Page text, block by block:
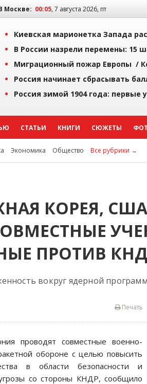
Москве: 00:05, 7 августа 2026, пт
Киевская марионетка Запада
В России назрели перемены: 15
Миграционный пожар Европы /
Россия начинает сбрасывать
Россия зимой 1904 года: первые
СТАТЬИ КНИГИ СЮЖЕТЫ
Экономика Общество Все рубрики →
КОРЕЯ,
ПРОТИВ
вокруг ядерной
Печать
проводят совместные военно-
обороне с целью повысить
в области безопасности и
со стороны КНДР, сообщило